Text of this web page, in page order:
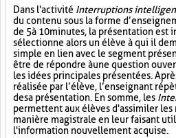
Dans l'activité Interruptions
du contenu sous la forme
de 5 à 10 minutes, la présentation est
sélectionne alors un élève à qui il
simple en lien avec le segment
être de répondre à une question
les idées principales présentées.
réalisée par l’élève, l’enseignant
de sa présentation. En somme, les
permettent aux élèves d'assimiler les
manière magistrale en leur faisant
l'information nouvellement acquise.